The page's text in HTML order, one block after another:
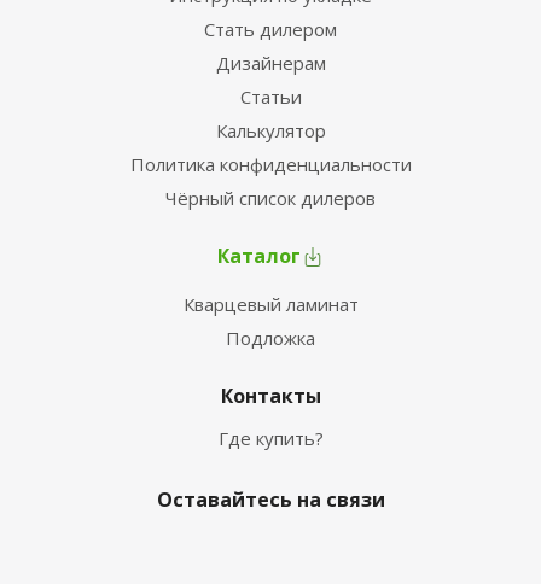
Стать дилером
Дизайнерам
Статьи
Калькулятор
Политика конфиденциальности
Чёрный список дилеров
Каталог
Кварцевый ламинат
Подложка
Контакты
Где купить?
Оставайтесь на связи